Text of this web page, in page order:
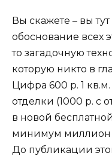
Вы скажете – вы
обоснование всех
то загадочную
которую никто в
Цифра 600 р. 1
отделки (1000 р. с
в новой
минимум миллион
До публикации